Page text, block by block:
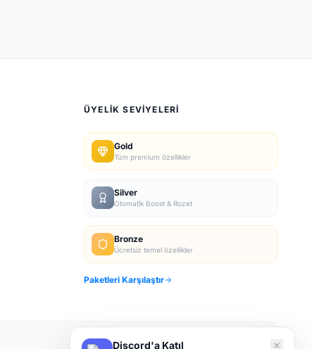
ÜYELIK SEVIYELERI
Gold
Tüm premium özellikler
Silver
Otomatik Boost & Rozet
Bronze
Ücretsiz temel özellikler
Paketleri Karşılaştır
Discord'a Katıl